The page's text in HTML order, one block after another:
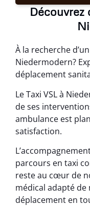
Découvrez
À la recherche
Niedermodern?
déplacement
Le Taxi VSL à
de ses
ambulance est
satisfaction.
parcours en taxi
reste au cœur de
médical adapté
déplacement en